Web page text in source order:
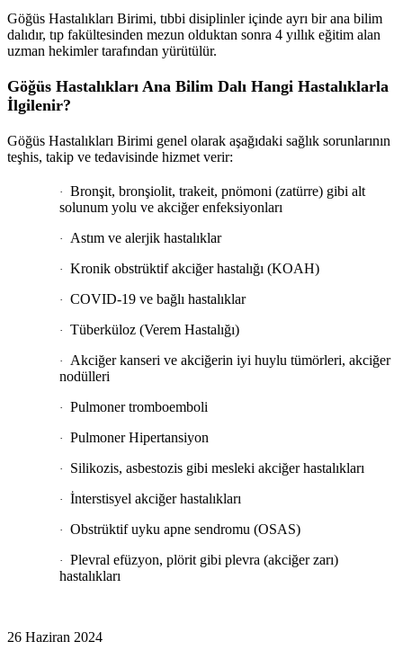
Göğüs Hastalıkları Birimi, tıbbi disiplinler içinde ayrı bir ana bilim
dalıdır, tıp fakültesinden mezun olduktan sonra 4 yıllık eğitim alan
uzman hekimler tarafından yürütülür.
Göğüs Hastalıkları Ana Bilim Dalı Hangi Hastalıklarla
İlgilenir?
Göğüs Hastalıkları Birimi genel olarak aşağıdaki sağlık sorunlarının
teşhis, takip ve tedavisinde hizmet verir:
· Bronşit, bronşiolit, trakeit, pnömoni (zatürre) gibi alt
solunum yolu ve akciğer enfeksiyonları
· Astım ve alerjik hastalıklar
· Kronik obstrüktif akciğer hastalığı (KOAH)
· COVID-19 ve bağlı hastalıklar
· Tüberküloz (Verem Hastalığı)
·
Akciğer kanseri ve akciğerin iyi huylu tümörleri, akciğer
nodülleri
· Pulmoner tromboemboli
· Pulmoner Hipertansiyon
· Silikozis, asbestozis gibi mesleki akciğer hastalıkları
· İnterstisyel akciğer hastalıkları
· Obstrüktif uyku apne sendromu (OSAS)
· Plevral efüzyon, plörit gibi plevra (akciğer zarı)
hastalıkları
26 Haziran 2024